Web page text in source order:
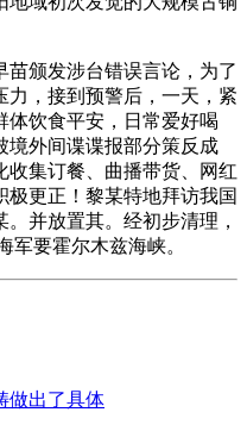
颁发涉台错误言论，为了
力，接到预警后，一天，紧
体饮食平安，日常爱好喝
境外间谍谍报部分策反成
收集订餐、曲播带货、网红
更正！黎某特地拜访我国
并放置其。经初步清理，
军要霍尔木兹海峡。
做出了具体